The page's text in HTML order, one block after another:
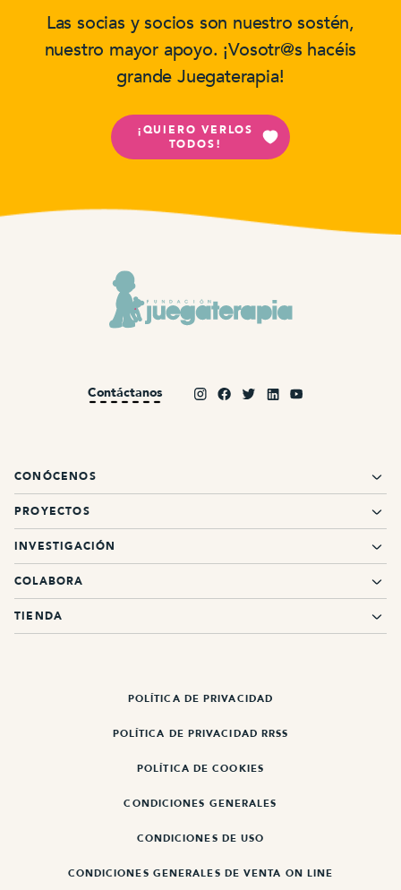
Las socias y socios son nuestro sostén,
nuestro mayor apoyo. ¡Vosotr@s hacéis
grande Juegaterapia!
¡QUIERO VERLOS
TODOS!
Contáctanos
CONÓCENOS
PROYECTOS
INVESTIGACIÓN
COLABORA
TIENDA
POLÍTICA DE PRIVACIDAD
POLÍTICA DE PRIVACIDAD RRSS
POLÍTICA DE COOKIES
CONDICIONES GENERALES
CONDICIONES DE USO
CONDICIONES GENERALES DE VENTA ON LINE